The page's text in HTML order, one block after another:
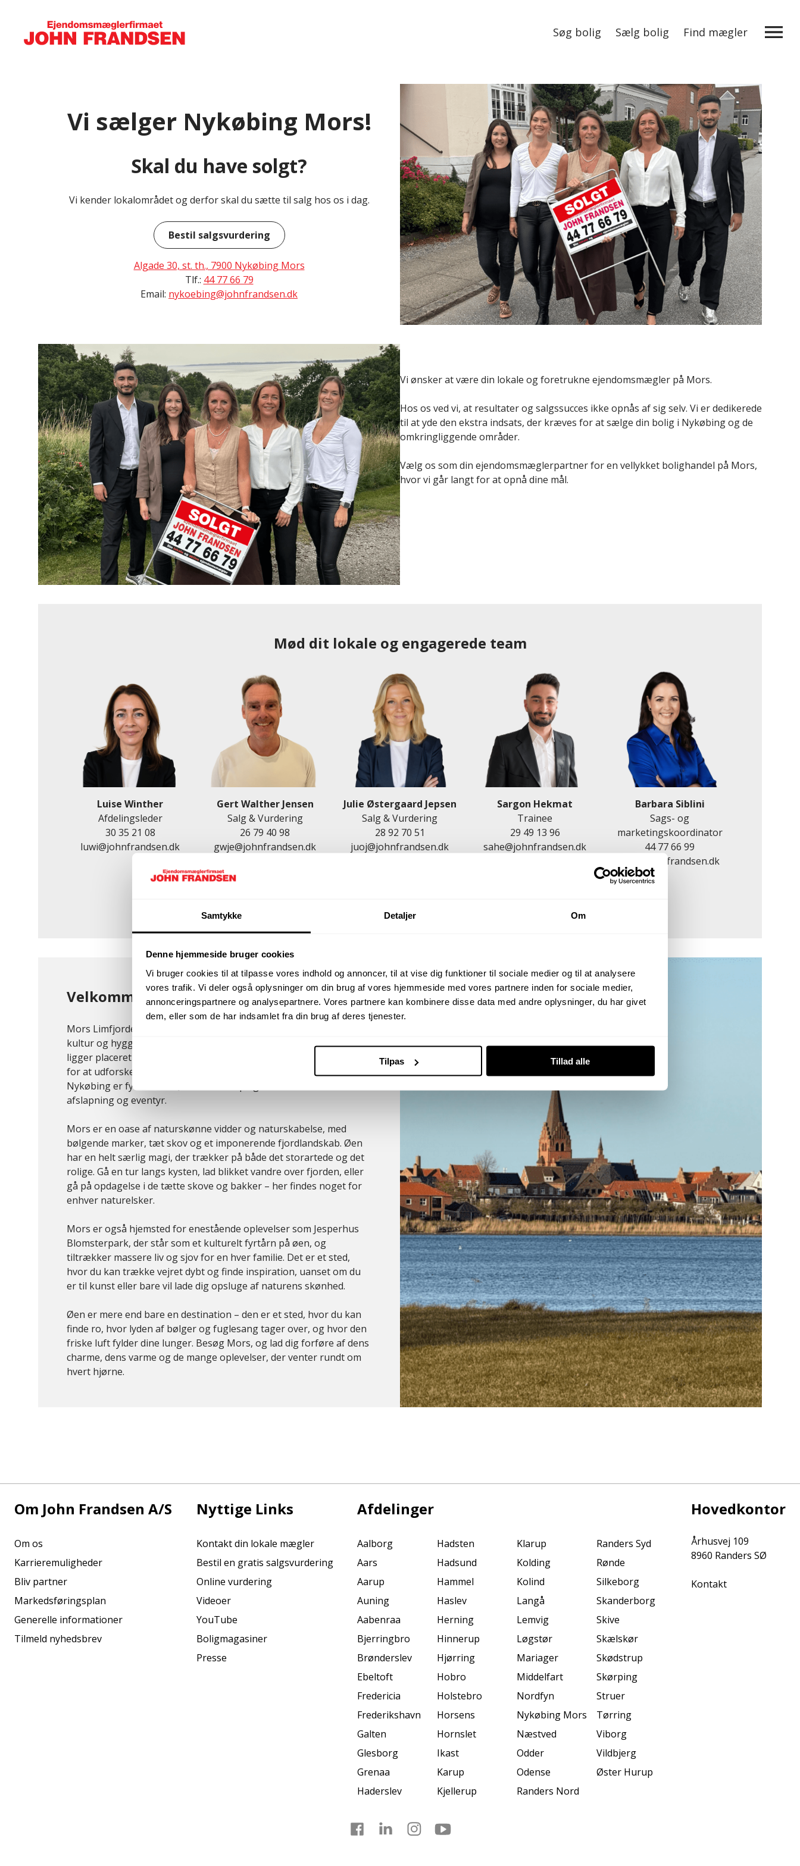
Samtykke Detaljer Om
Denne hjemmeside bruger cookies
Vi bruger cookies til at tilpasse vores indhold og annoncer, til at vise dig funktioner til sociale medier og til at analysere
vores trafik. Vi deler også oplysninger om din brug af vores hjemmeside med vores partnere inden for sociale medier,
annonceringspartnere og analysepartnere. Vores partnere kan kombinere disse data med andre oplysninger, du har givet
dem, eller som de har indsamlet fra din brug af deres tjenester.
Tilpas Tillad alle
Søg bolig Sælg bolig Find mægler Mere
Vi sælger Nykøbing Mors!
Skal du have solgt?
Vi kender lokalområdet og derfor skal du sætte til salg hos os i dag.
Bestil salgsvurdering
Algade 30, st. th., 7900 Nykøbing Mors
Tlf.: 44 77 66 79
Email: nykoebing@johnfrandsen.dk
Vi ønsker at være din lokale og foretrukne ejendomsmægler på Mors.
Hos os ved vi, at resultater og salgssucces ikke opnås af sig selv. Vi er dedikerede
til at yde den ekstra indsats, der kræves for at sælge din bolig i Nykøbing og de
omkringliggende områder.
Vælg os som din ejendomsmæglerpartner for en vellykket bolighandel på Mors,
hvor vi går langt for at opnå dine mål.
Mød dit lokale og engagerede team
Luise Winther
Afdelingsleder
30 35 21 08
luwi@johnfrandsen.dk
Gert Walther Jensen
Salg & Vurdering
26 79 40 98
gwje@johnfrandsen.dk
Julie Østergaard Jepsen
Salg & Vurdering
28 92 70 51
juoj@johnfrandsen.dk
Sargon Hekmat
Trainee
29 49 13 96
sahe@johnfrandsen.dk
Barbara Siblini
Sags- og
marketingskoordinator
44 77 66 99
basi@johnfrandsen.dk
Velkommen til Nykøbing Mors
Mors Limfjordens perle, byder på en perfekt blanding af natur,
kultur og hyggelig atmosfære. Den charmerende by Nykøbing,
ligger placeret ved Limfjorden og danner et idyllisk udgangspunkt
for at udforske øens vidunderlige landskaber. Gågaderne i
Nykøbing er fyldt med liv, det er til et oplagt sted for både
afslapning og eventyr.
Mors er en oase af naturskønne vidder og naturskabelse, med
bølgende marker, tæt skov og et imponerende fjordlandskab. Øen
har en helt særlig magi, der trækker på både det storartede og det
rolige. Gå en tur langs kysten, lad blikket vandre over fjorden, eller
gå på opdagelse i de tætte skove og bakker – her findes noget for
enhver naturelsker.
Mors er også hjemsted for enestående oplevelser som Jesperhus
Blomsterpark, der står som et kulturelt fyrtårn på øen, og
tiltrækker massere liv og sjov for en hver familie. Det er et sted,
hvor du kan trække vejret dybt og finde inspiration, uanset om du
er til kunst eller bare vil lade dig opsluge af naturens skønhed.
Øen er mere end bare en destination – den er et sted, hvor du kan
finde ro, hvor lyden af bølger og fuglesang tager over, og hvor den
friske luft fylder dine lunger. Besøg Mors, og lad dig forføre af dens
charme, dens varme og de mange oplevelser, der venter rundt om
hvert hjørne.
Om John Frandsen A/S
Om os
Karrieremuligheder
Bliv partner
Markedsføringsplan
Generelle informationer
Tilmeld nyhedsbrev
Nyttige Links
Kontakt din lokale mægler
Bestil en gratis salgsvurdering
Online vurdering
Videoer
YouTube
Boligmagasiner
Presse
Afdelinger
Aalborg
Aars
Aarup
Auning
Aabenraa
Bjerringbro
Brønderslev
Ebeltoft
Fredericia
Frederikshavn
Galten
Glesborg
Grenaa
Haderslev
Hadsten
Hadsund
Hammel
Haslev
Herning
Hinnerup
Hjørring
Hobro
Holstebro
Horsens
Hornslet
Ikast
Karup
Kjellerup
Klarup
Kolding
Kolind
Langå
Lemvig
Løgstør
Mariager
Middelfart
Nordfyn
Nykøbing Mors
Næstved
Odder
Odense
Randers Nord
Randers Syd
Rønde
Silkeborg
Skanderborg
Skive
Skælskør
Skødstrup
Skørping
Struer
Tørring
Viborg
Vildbjerg
Øster Hurup
Hovedkontor
Århusvej 109
8960 Randers SØ
Kontakt
FacebookLinkedIn Instagram